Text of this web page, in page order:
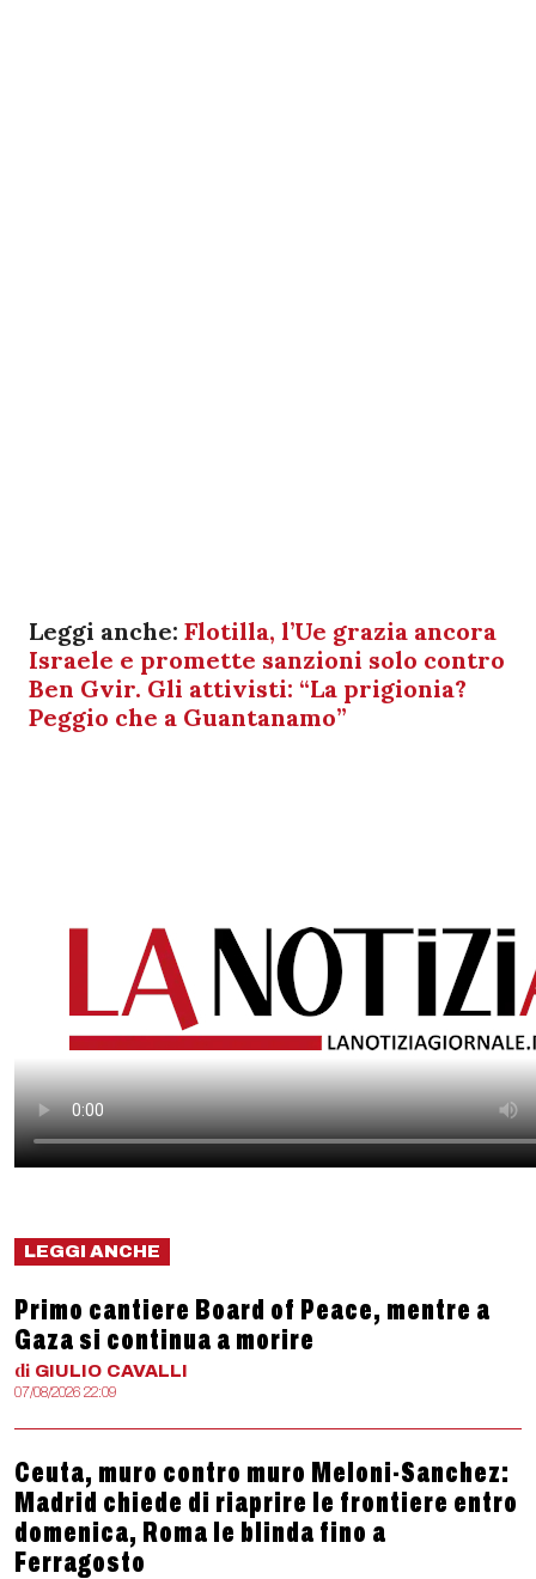
Leggi anche: Flotilla, l’Ue grazia ancora
Israele e promette sanzioni solo contro
Ben Gvir. Gli attivisti: “La prigionia?
Peggio che a Guantanamo”
LEGGI ANCHE
Primo cantiere Board of Peace, mentre a
Gaza si continua a morire
di GIULIO CAVALLI
07/08/2026 22:09
Ceuta, muro contro muro Meloni-Sanchez:
Madrid chiede di riaprire le frontiere entro
domenica, Roma le blinda fino a
Ferragosto